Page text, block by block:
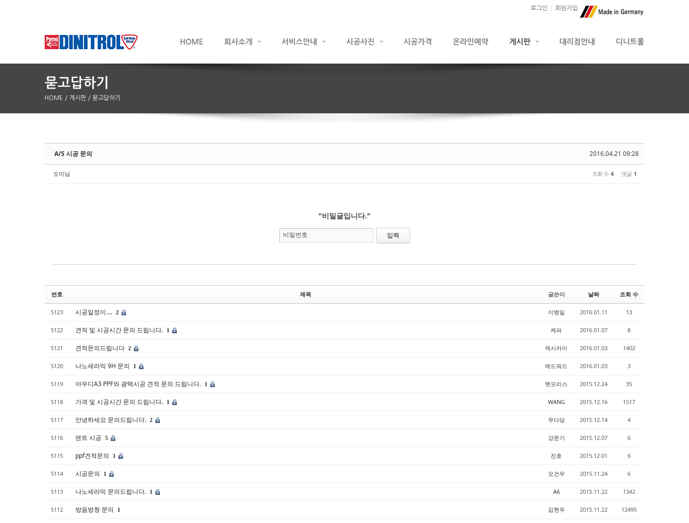
로그인 회원가입
HOME / 게시판 / 묻고답하기
2016.04.21 09:28
A/S 시공 문의
도미님 조회 수 4 댓글 1
"비밀글입니다."
비밀번호
번호 제목 글쓴이 날짜 조회 수
5123 시공일정이.... 2 이병일 2016.01.11 13
5122 견적 및 시공시간 문의 드립니다. 1 케파 2016.01.07 8
5121 견적문의드립니다 2 캐시카이 2016.01.03 1402
5120 나노세라믹 9H 문의 1 에드워드 2016.01.03 3
5119 아우디A3 PPF와 광택시공 견적 문의 드립니다. 1 멧모리스 2015.12.24 35
5118 가격 및 시공시간 문의 드립니다. 1 WANG 2015.12.16 1517
5117 안녕하세요 문의드립니다. 2 무다당 2015.12.14 4
5116 덴트 시공 5 강문기 2015.12.07 6
5115 ppf견적문의 1 진호 2015.12.01 6
5114 시공문의 1 오건우 2015.11.24 6
5113 나노세라믹 문의드립니다. 1 A6 2015.11.22 1342
5112 방음방청 문의 1 김현우 2015.11.22 12495
Sketchbook5, 스케치북5
Sketchbook5, 스케치북5